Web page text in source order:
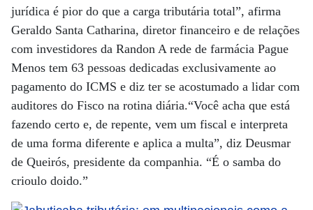
jurídica é pior do que a carga tributária total”, afirma
Geraldo Santa Catharina, diretor financeiro e de relações
com investidores da Randon A rede de farmácia Pague
Menos tem 63 pessoas dedicadas exclusivamente ao
pagamento do ICMS e diz ter se acostumado a lidar com
auditores do Fisco na rotina diária.“Você acha que está
fazendo certo e, de repente, vem um fiscal e interpreta
de uma forma diferente e aplica a multa”, diz Deusmar
de Queirós, presidente da companhia. “É o samba do
crioulo doido.”